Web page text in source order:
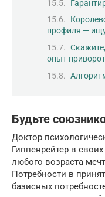
профиля —
опыт
Будьте
Доктор
Гиппенрейтер в
любого возраста
Потребности в
базисных